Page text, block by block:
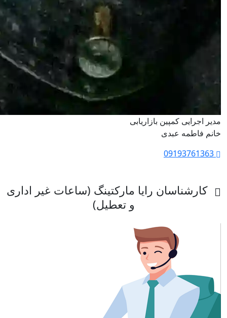
مدیر اجرایی کمپین بازاریابی
خانم فاطمه عبدی
کارشناسان رایا مارکتینگ (ساعات غیر اداری
و تعطیل)